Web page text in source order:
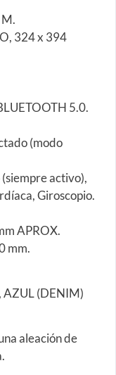
324 x 394
5.0.
(modo
activo),
Giroscopio.
APROX.
mm.
AZUL (DENIM)
aleación de